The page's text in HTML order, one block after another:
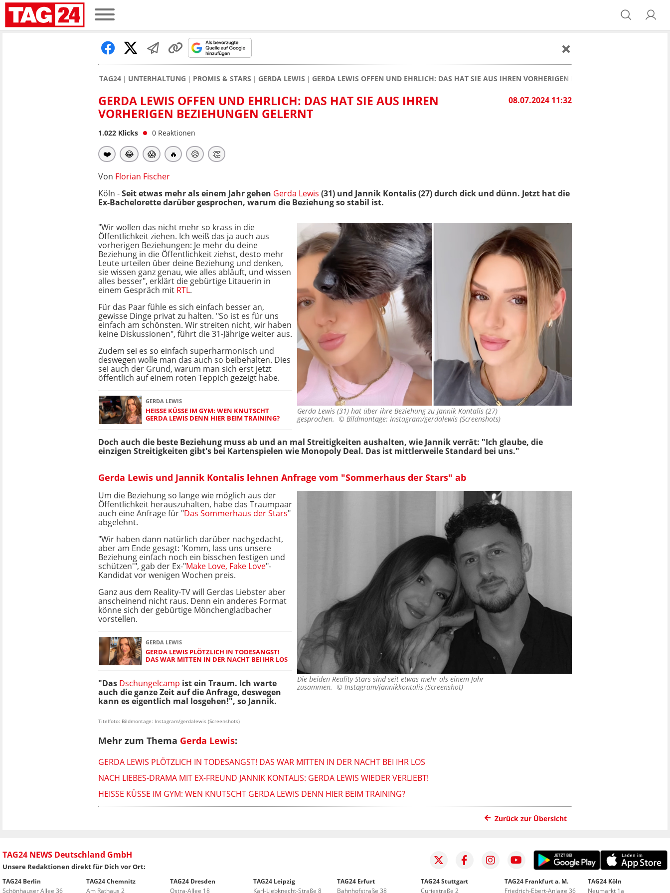
TAG24 UNTERHALTUNG PROMIS & STARS GERDA LEWIS GERDA LEWIS OFFEN UND EHRLICH: DAS HAT SIE AUS IHREN VORHERIGEN BEZIEHUNGEN GELERNT
08.07.2024 11:32
GERDA LEWIS OFFEN UND EHRLICH: DAS HAT SIE AUS IHREN
VORHERIGEN BEZIEHUNGEN GELERNT
1.022 Klicks 0 Reaktionen
❤️ 😂 😱 🔥 😥 👏
Von Florian Fischer
Köln -Seit etwas mehr als einem Jahr gehen Gerda Lewis (31) und Jannik Kontalis (27) durch dick und dünn. Jetzt hat die
Ex-Bachelorette darüber gesprochen, warum die Beziehung so stabil ist.
Gerda Lewis (31) hat über ihre Beziehung zu Jannik Kontalis (27)
gesprochen. © Bildmontage: Instagram/gerdalewis (Screenshots)
"Wir wollen das nicht mehr so krass in die
Öffentlichkeit ziehen. Ich weiß das ja auch aus
vorherigen Beziehungen: Je mehr du deine
Beziehung in die Öffentlichkeit ziehst, desto mehr
Leute urteilen über deine Beziehung und denken,
sie wissen ganz genau, wie alles abläuft, und wissen
alles besser", erklärt die gebürtige Litauerin in
einem Gespräch mit RTL.
Für das Paar fühle es sich einfach besser an,
gewisse Dinge privat zu halten. "So ist es für uns
einfach am schönsten. Wir streiten nicht, wir haben
keine Diskussionen", führt die 31-Jährige weiter aus.
Zudem sei es so einfach superharmonisch und
deswegen wolle man das auch so beibehalten. Dies
sei auch der Grund, warum man sich erst jetzt
öffentlich auf einem roten Teppich gezeigt habe.
GERDA LEWIS
HEISSE KÜSSE IM GYM: WEN KNUTSCHT G
ERDA LEWIS DENN HIER BEIM TRAINING?
Doch auch die beste Beziehung muss ab und an mal Streitigkeiten aushalten, wie Jannik verrät: "Ich glaube, die
einzigen Streitigkeiten gibt's bei Kartenspielen wie Monopoly Deal. Das ist mittlerweile Standard bei uns."
Gerda Lewis und Jannik Kontalis lehnen Anfrage vom "Sommerhaus der Stars" ab
Die beiden Reality-Stars sind seit etwas mehr als einem Jahr
zusammen. © Instagram/jannikkontalis (Screenshot)
Um die Beziehung so lange wie möglich aus der
Öffentlichkeit herauszuhalten, habe das Traumpaar
auch eine Anfrage für "Das Sommerhaus der Stars"
abgelehnt.
"Wir haben dann natürlich darüber nachgedacht,
aber am Ende gesagt: 'Komm, lass uns unsere
Beziehung einfach noch ein bisschen festigen und
schützen'", gab der Ex-"Make Love, Fake Love"-
Kandidat vor wenigen Wochen preis.
Ganz aus dem Reality-TV will Gerdas Liebster aber
anscheinend nicht raus. Denn ein anderes Format
könne sich der gebürtige Mönchengladbacher
vorstellen.
GERDA LEWIS
GERDA LEWIS PLÖTZLICH IN TODESANGST!
DAS WAR MITTEN IN DER NACHT BEI IHR LOS
"Das Dschungelcamp ist ein Traum. Ich warte
auch die ganze Zeit auf die Anfrage, deswegen
kann es eigentlich mal losgehen!", so Jannik.
Titelfoto: Bildmontage: Instagram/gerdalewis (Screenshots)
Mehr zum Thema Gerda Lewis:
GERDA LEWIS PLÖTZLICH IN TODESANGST! DAS WAR MITTEN IN DER NACHT BEI IHR LOS
NACH LIEBES-DRAMA MIT EX-FREUND JANNIK KONTALIS: GERDA LEWIS WIEDER VERLIEBT!
HEISSE KÜSSE IM GYM: WEN KNUTSCHT GERDA LEWIS DENN HIER BEIM TRAINING?
Zurück zur Übersicht
TAG24 NEWS Deutschland GmbH
Unsere Redaktionen direkt für Dich vor Ort:
TAG24 Berlin
Schönhauser Allee 36
TAG24 Chemnitz
Am Rathaus 2
TAG24 Dresden
Ostra-Allee 18
TAG24 Leipzig
Karl-Liebknecht-Straße 8
TAG24 Erfurt
Bahnhofstraße 38
TAG24 Stuttgart
Curiestraße 2
TAG24 Frankfurt a. M.
Friedrich-Ebert-Anlage 36
TAG24 Köln
Neumarkt 1a